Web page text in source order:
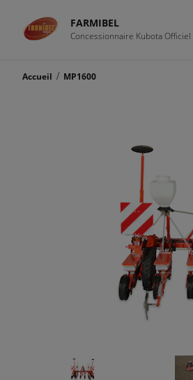
FARMIBEL
Concessionnaire Kubota Officiel
Accueil / MP1600